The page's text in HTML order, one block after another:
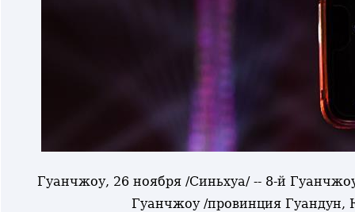
Гуанчжоу, 26 ноября /Синьхуа/ -- 8-й
Гуанчжоу /провинция